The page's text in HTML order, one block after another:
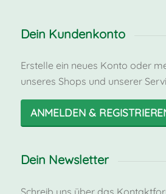
Dein Kundenkonto
Erstelle ein neues Konto oder
unseres Shops und unserer
ANMELDEN &
Dein Newsletter
Schreib uns über das